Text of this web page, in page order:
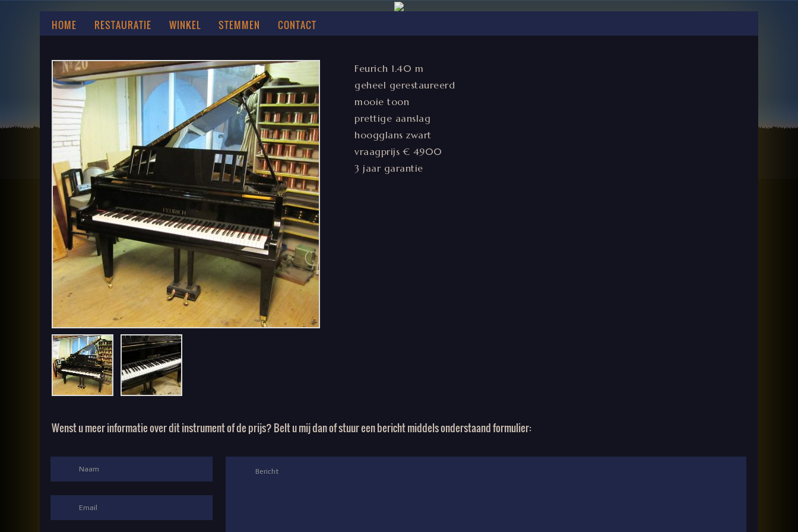
HOME RESTAURATIE WINKEL STEMMEN CONTACT
Feurich 1.40 m
geheel gerestaureerd
mooie toon
prettige aanslag
hoogglans zwart
vraagprijs € 4900
3 jaar garantie
Wenst u meer informatie over dit instrument of de prijs? Belt u mij dan of stuur een bericht middels onderstaand formulier: